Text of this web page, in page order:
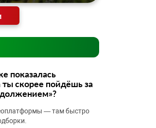
показалась
ты скорее пойдёшь за
— там быстро